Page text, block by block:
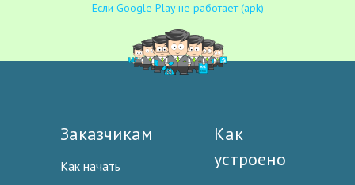
Если Google Play не работает (apk)
Заказчикам
Как начать
Как
устроено